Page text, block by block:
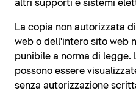
altri supporti e sistemi
La copia non autorizzata
web o dell'intero sito web
punibile a norma di legge.
possono essere
senza autorizzazione